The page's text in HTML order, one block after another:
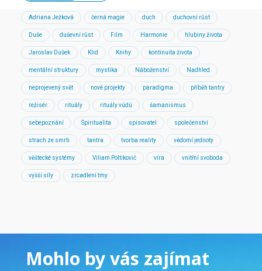
Adriana Ježková černá magie duch duchovní růst
Duše duševní růst Film Harmonie hlubiny života
Jaroslav Dušek Klid Knihy kontinuita života
mentální struktury mystika Náboženství Nadhled
neprojevený svět nové projekty paradigma příběh tantry
režisér rituály rituály vúdú šamanismus
sebepoznání Spiritualita spisovatel společenství
strach ze smrti tantra tvorba reality vědomí jednoty
věštecké systémy Viliam Poltikovič víra vnitřní svoboda
vyšší síly zrcadlení tmy
Mohlo by vás zajímat